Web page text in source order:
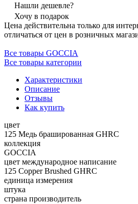
Нашли дешевле?
Хочу в подарок
Цена действительна только для
отличаться от цен в розничных
Все товары GOCCIA
Все товары категории
Характеристики
Описание
Отзывы
Как купить
цвет
125 Медь брашированная GHRC
коллекция
GOCCIA
цвет международное написание
125 Copper Brushed GHRC
единица измерения
штука
страна производитель